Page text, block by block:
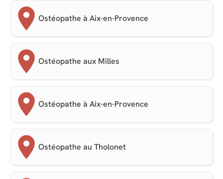
Ostéopathe à Aix-en-Provence
Ostéopathe aux Milles
Ostéopathe à Aix-en-Provence
Ostéopathe au Tholonet